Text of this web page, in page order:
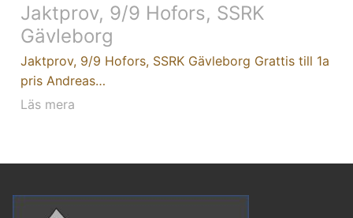
Jaktprov, 9/9 Hofors, SSRK
Gävleborg
Jaktprov, 9/9 Hofors, SSRK Gävleborg Grattis till 1a
pris Andreas…
Läs mera